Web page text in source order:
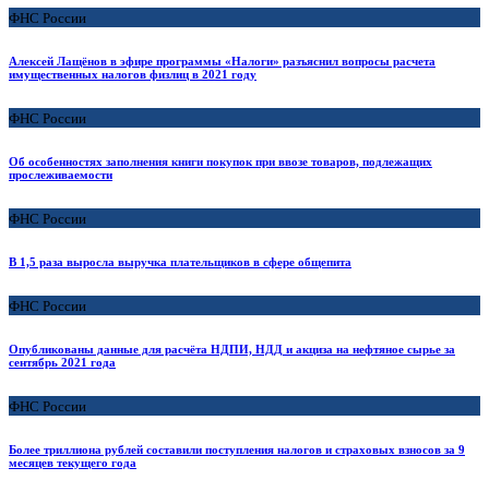
ФНС России
Алексей Лащёнов в эфире программы «Налоги» разъяснил вопросы расчета
имущественных налогов физлиц в 2021 году
ФНС России
Об особенностях заполнения книги покупок при ввозе товаров, подлежащих
прослеживаемости
ФНС России
В 1,5 раза выросла выручка плательщиков в сфере общепита
ФНС России
Опубликованы данные для расчёта НДПИ, НДД и акциза на нефтяное сырье за
сентябрь 2021 года
ФНС России
Более триллиона рублей составили поступления налогов и страховых взносов за 9
месяцев текущего года